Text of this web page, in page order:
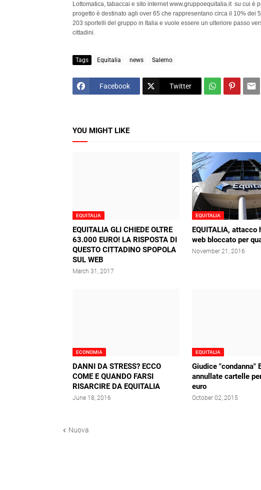
Lottomatica, tabaccai e sito internet www.gruppoequitalia.it su cui è
progetto è destinato agli over 65 che rappresentano circa il 10% dei
203 sportelli del gruppo in Italia e vuole essere un ulteriore passo
cittadini.
Tags Equitalia news Salerno
Facebook Twitter
YOU MIGHT LIKE
EQUITALIA
EQUITALIA GLI CHIEDE OLTRE
63.000 EURO! LA RISPOSTA DI
QUESTO CITTADINO SPOPOLA
SUL WEB
March 31, 2017
EQUITALIA
EQUITALIA, attacco
web bloccato per
November 21, 2016
ECONOMIA
DANNI DA STRESS? ECCO
COME E QUANDO FARSI
RISARCIRE DA EQUITALIA
June 18, 2016
EQUITALIA
Giudice "condanna"
annullate cartelle
euro
October 02, 2015
Nuova